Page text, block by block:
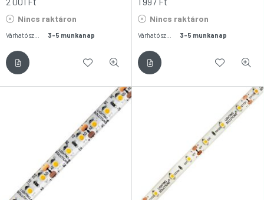
Nincs raktáron
3-5 munkanap
Nincs raktáron
3-5 munkanap